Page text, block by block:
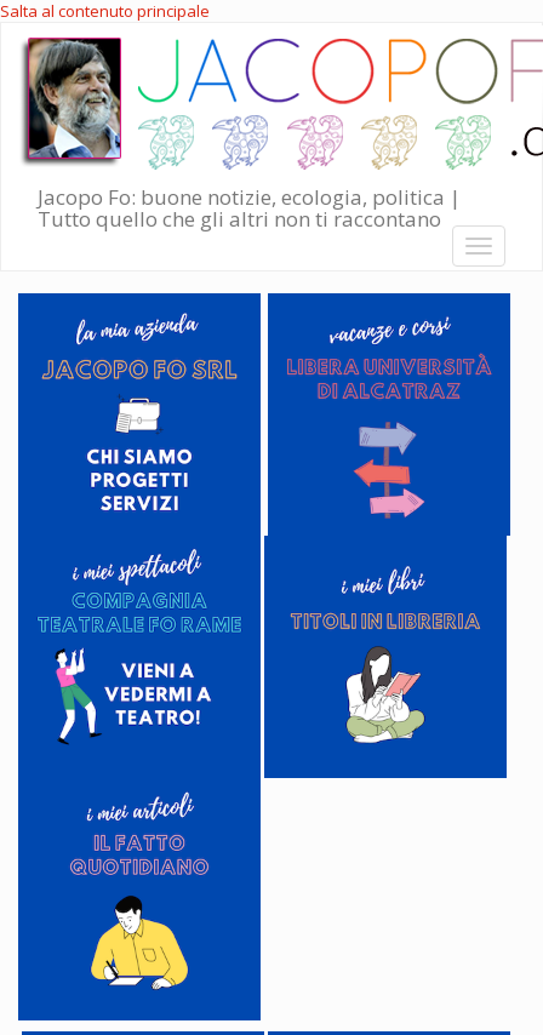
Salta al contenuto principale
Jacopo Fo: buone notizie, ecologia, politica |
Tutto quello che gli altri non ti raccontano
Toggle